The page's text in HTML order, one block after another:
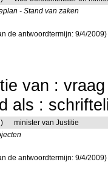
- Stand van zaken
de antwoordtermijn: 9/4/2009)
van :
als :
minister van Justitie
de antwoordtermijn: 9/4/2009)